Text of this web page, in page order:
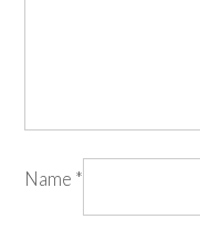
Name *